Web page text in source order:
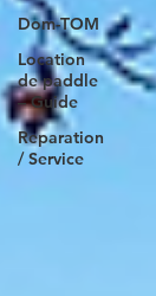
Dom-TOM
Location
de paddle
– Guide
Reparation
/ Service